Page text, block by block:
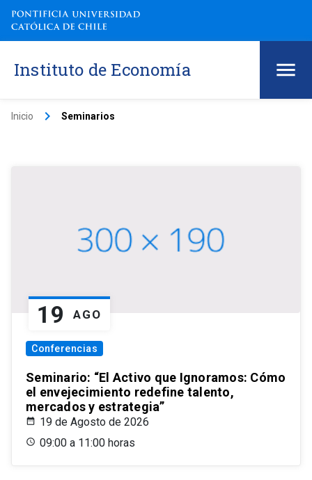
Instituto de Economía
Inicio keyboard_arrow_right Seminarios
19 AGO
Conferencias
Seminario: “El Activo que Ignoramos: Cómo
el envejecimiento redefine talento,
mercados y estrategia”
19 de Agosto de 2026
09:00 a 11:00 horas